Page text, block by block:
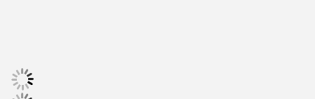
Anzeige
Temperatur